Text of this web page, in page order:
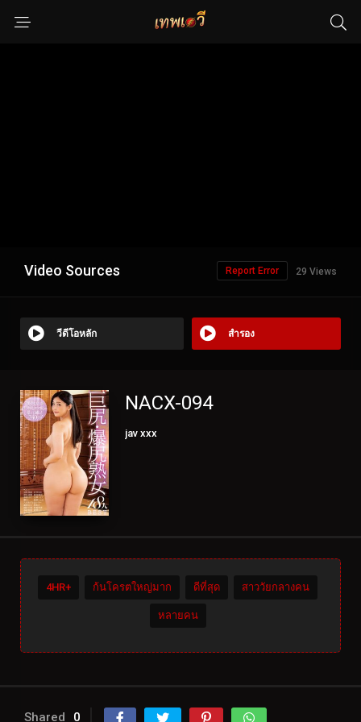
Video Sources 29 Views
Report Error
วีดีโอหลัก สำรอง
NACX-094
jav xxx
4HR+ ก้นโครตใหญ่มาก ดีที่สุด สาววัยกลางคน
หลายคน
Shared 0